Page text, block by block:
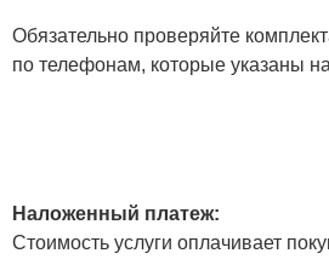
Обязательно проверяйте
по телефонам, которые указаны
Наложенный платеж:
Стоимость услуги оплачивает